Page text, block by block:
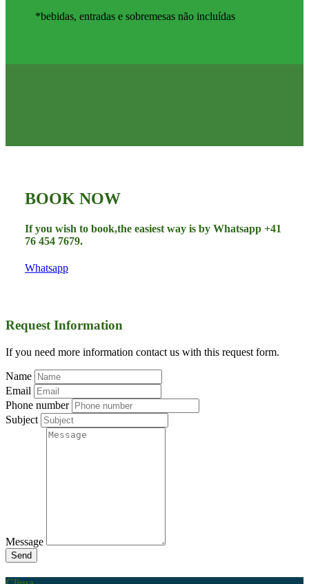
*bebidas, entradas e sobremesas não incluídas
BOOK NOW
If you wish to book,the easiest way is by Whatsapp +41
76 454 7679.
Whatsapp
Request Information
If you need more information contact us with this request form.
Name
Email
Phone number
Subject
Message
Send